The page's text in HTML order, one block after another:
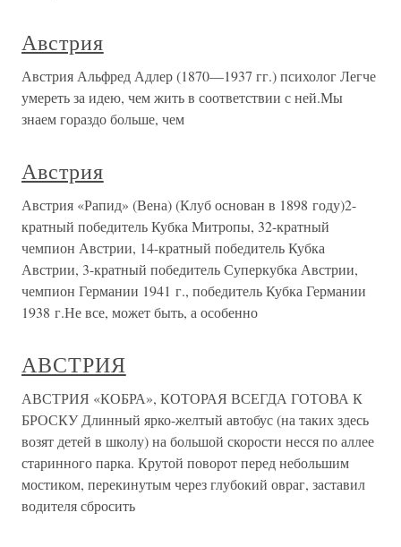
Австрия
Австрия Альфред Адлер (1870—1937 гг.) психолог Легче
умереть за идею, чем жить в соответствии с ней.Мы
знаем гораздо больше, чем
Австрия
Австрия «Рапид» (Вена) (Клуб основан в 1898 году)2-
кратный победитель Кубка Митропы, 32-кратный
чемпион Австрии, 14-кратный победитель Кубка
Австрии, 3-кратный победитель Суперкубка Австрии,
чемпион Германии 1941 г., победитель Кубка Германии
1938 г.Не все, может быть, а особенно
АВСТРИЯ
АВСТРИЯ «КОБРА», КОТОРАЯ ВСЕГДА ГОТОВА К
БРОСКУ Длинный ярко-желтый автобус (на таких здесь
возят детей в школу) на большой скорости несся по аллее
старинного парка. Крутой поворот перед небольшим
мостиком, перекинутым через глубокий овраг, заставил
водителя сбросить